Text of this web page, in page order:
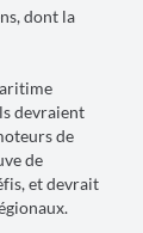
dont la
devraient
de
de
et devrait